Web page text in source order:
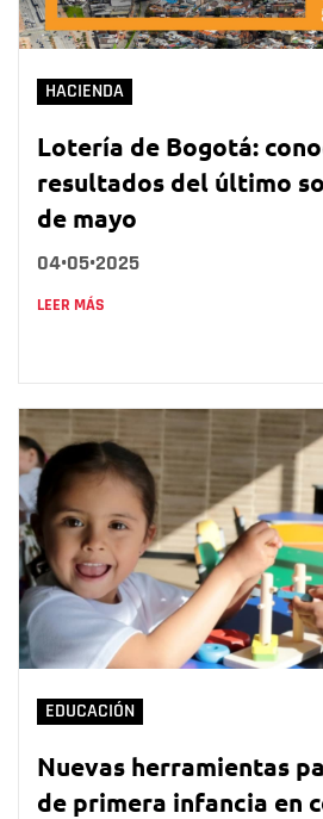
HACIENDA
Lotería de Bogotá:
resultados del último
de mayo
04•05•2025
LEER MÁS
EDUCACIÓN
Nuevas herramientas
de primera infancia en